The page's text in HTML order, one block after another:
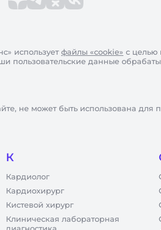
используетфайлы «cookie» с целью
пользовательские данные
не может быть использована для
К
Кардиолог
Кардиохирург
Кистевой хирург
Клиническая лабораторная